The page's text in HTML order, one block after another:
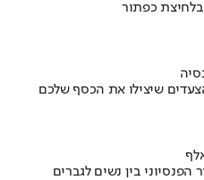
כפתור
שיצילו את הכסף שלכם
בין נשים לגברים